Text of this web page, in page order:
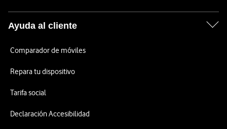
Ayuda al cliente
Comparador de móviles
Repara tu dispositivo
Tarifa social
Declaración Accesibilidad